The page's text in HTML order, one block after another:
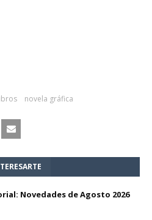
novela gráfica
Novedades de Agosto 2026